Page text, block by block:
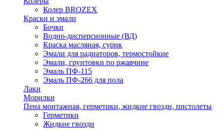
Колер BROZEX
Краски и эмали
Бочки
Водно-дисперсионные (ВД)
Краска масляная, сурик
Эмали для радиаторов, термостойкие
Эмали, грунтовки по ржавчине
Эмаль ПФ-115
Эмаль ПФ-266 для пола
Лаки
Морилки
Пена монтажная, герметики, жидкие гвозди, пистолеты
Герметики
Жидкие гвозди